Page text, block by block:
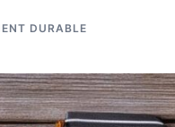
DURABLE